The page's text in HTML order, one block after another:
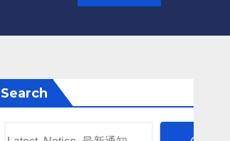
Search